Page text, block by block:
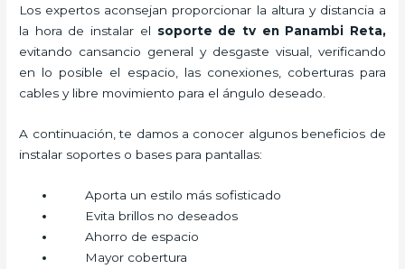
Los expertos aconsejan proporcionar la altura y distancia a
la hora de instalar el soporte de tv en Panambi Reta,
evitando cansancio general y desgaste visual, verificando
en lo posible el espacio, las conexiones, coberturas para
cables y libre movimiento para el ángulo deseado.
A continuación, te damos a conocer algunos beneficios de
instalar soportes o bases para pantallas:
Aporta un estilo más sofisticado
Evita brillos no deseados
Ahorro de espacio
Mayor cobertura